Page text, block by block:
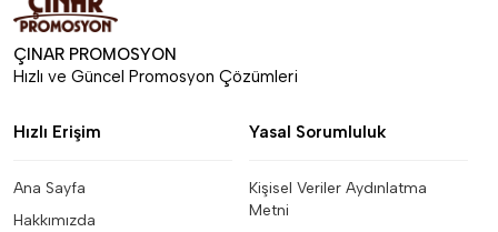
ÇINAR PROMOSYON
Hızlı ve Güncel Promosyon Çözümleri
Hızlı Erişim
Ana Sayfa
Hakkımızda
Yasal Sorumluluk
Kişisel Veriler Aydınlatma
Metni